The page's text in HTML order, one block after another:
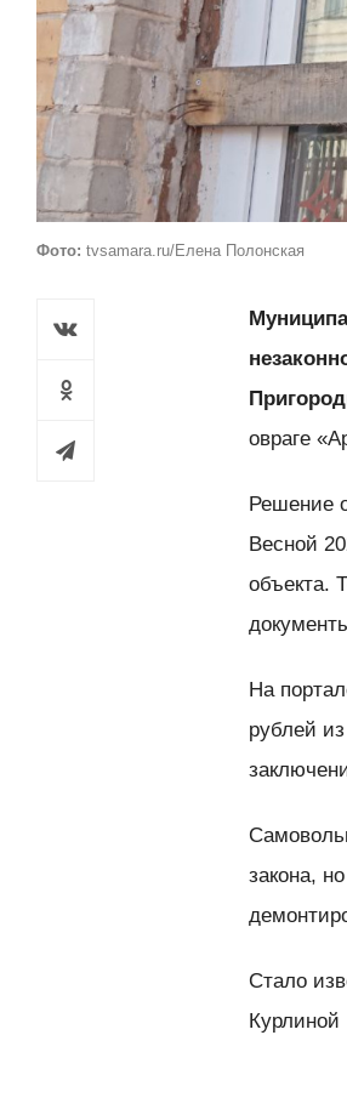
Фото: tvsamara.ru/Елена Полонская
овраге
Решение
Весной
объекта.
На
рублей
закона,
Стало
Курлиной